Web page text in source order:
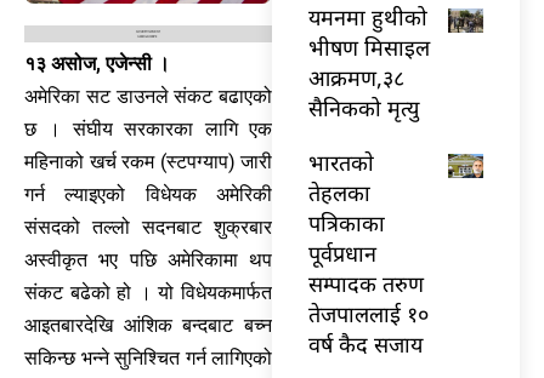
१३ असोज, एजेन्सी ।
अमेरिका सट डाउनले संकट बढाएको
छ । संघीय सरकारका लागि एक
महिनाको खर्च रकम (स्टपग्याप) जारी
गर्न ल्याइएको विधेयक अमेरिकी
संसदको तल्लो सदनबाट शुक्रबार
अस्वीकृत भए पछि अमेरिकामा थप
संकट बढेको हो । यो विधेयकमार्फत
आइतबारदेखि आंशिक बन्दबाट बच्न
सकिन्छ भन्ने सुनिश्चित गर्न लागिएको
यमनमा हुथीको
भीषण मिसाइल
आक्रमण,३८
सैनिकको मृत्यु
भारतकाे
तेहलका
पत्रिकाका
पूर्वप्रधान
सम्पादक तरुण
तेजपाललाई १०
वर्ष कैद सजाय